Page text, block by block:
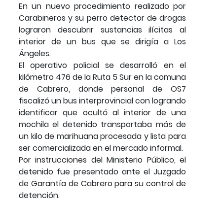
En un nuevo procedimiento realizado por
Carabineros y su perro detector de drogas
lograron descubrir sustancias ilícitas al
interior de un bus que se dirigía a Los
Ángeles.
El operativo policial se desarrolló en el
kilómetro 476 de la Ruta 5 Sur en la comuna
de Cabrero, donde personal de OS7
fiscalizó un bus interprovincial con logrando
identificar que ocultó al interior de una
mochila el detenido transportaba más de
un kilo de marihuana procesada y lista para
ser comercializada en el mercado informal.
Por instrucciones del Ministerio Público, el
detenido fue presentado ante el Juzgado
de Garantía de Cabrero para su control de
detención.